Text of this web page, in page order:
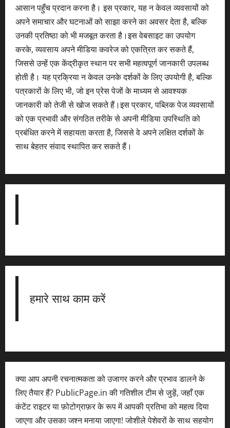
आसान पहुँच प्रदान करना है। इस प्रकार, यह न केवल व्यवसायों को
अपने समाचार और घटनाओं को साझा करने का अवसर देता है, बल्कि
उनकी प्रतिष्ठा को भी मजबूत करता है।इस वेबसाइट का उपयोग
करके, व्यवसाय अपने मीडिया कवरेज को एकत्रित कर सकते हैं,
जिससे उन्हें एक केंद्रीकृत स्थान पर सभी महत्वपूर्ण जानकारी उपलब्ध
होती है। यह प्रक्रिया न केवल उनके दर्शकों के लिए उपयोगी है, बल्कि
पत्रकारों के लिए भी, जो इन प्रेस पेजों के माध्यम से आवश्यक
जानकारी को तेजी से खोज सकते हैं।इस प्रकार, पब्लिक पेज व्यवसायों
को एक प्रभावी और संगठित तरीके से अपनी मीडिया उपस्थिति को
प्रबंधित करने में सहायता करता है, जिससे वे अपने लक्षित दर्शकों के
साथ बेहतर संवाद स्थापित कर सकते हैं।
हमारे साथ काम करें
क्या आप अपनी रचनात्मकता को उजागर करने और प्रभाव डालने के
लिए तैयार हैं? PublicPage.in की गतिशील टीम से जुड़ें, जहाँ एक
कंटेंट राइटर या फ़ोटोग्राफ़र के रूप में आपकी प्रतिभा को महत्व दिया
जाएगा और उसका जश्न मनाया जाएगा! जोशीले पेशेवरों के साथ सहयोग